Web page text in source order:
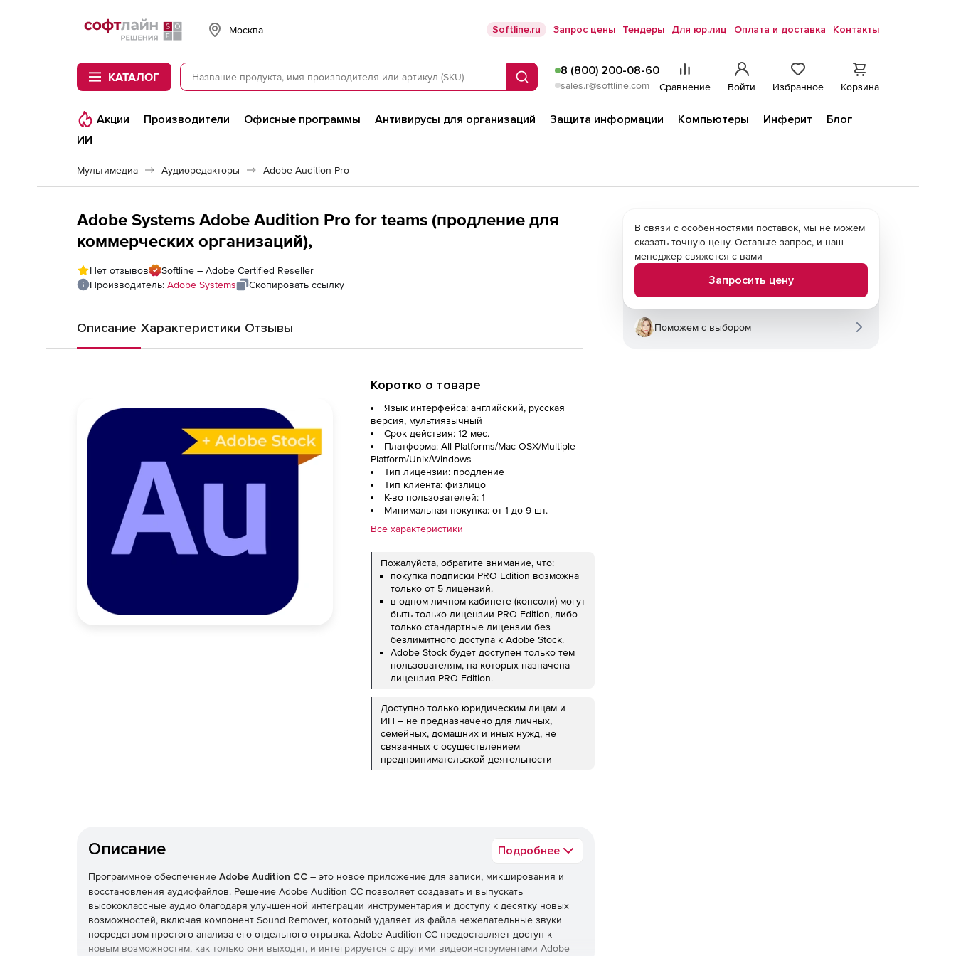
Softline
Москва Softline.ru Запрос цены Тендеры Для юр.лиц Оплата и доставка Контакты
КАТАЛОГ Поиск
8 (800) 200-08-60
sales.r@softline.com Сравнение Войти Избранное Корзина
Акции Производители Офисные программы Антивирусы для организаций Защита информации Компьютеры Инферит
Блог
ИИ
Мультимедиа Аудиоредакторы Adobe Audition Pro
Adobe Systems Adobe Audition Pro for teams (продление для
коммерческих организаций),
Нет отзывов
Softline – Adobe Certified Reseller
Производитель: Adobe Systems Скопировать ссылку
Описание Характеристики Отзывы
Коротко о товаре
Язык интерфейса: английский, русская
версия, мультиязычный
Срок действия: 12 мес.
Платформа: All Platforms/Mac OSX/Multiple
Platform/Unix/Windows
Тип лицензии: продление
Тип клиента: физлицо
К-во пользователей: 1
Минимальная покупка: от 1 до 9 шт.
Все характеристики
Пожалуйста, обратите внимание, что:
покупка подписки PRO Edition возможна
только от 5 лицензий.
в одном личном кабинете (консоли) могут
быть только лицензии PRO Edition, либо
только стандартные лицензии без
безлимитного доступа к Adobe Stock.
Adobe Stock будет доступен только тем
пользователям, на которых назначена
лицензия PRO Edition.
Доступно только юридическим лицам и
ИП – не предназначено для личных,
семейных, домашних и иных нужд, не
связанных с осуществлением
предпринимательской деятельности
Описание Подробнее
Программное обеспечение Adobe Audition CC – это новое приложение для записи, микширования и
восстановления аудиофайлов. Решение Adobe Audition CC позволяет создавать и выпускать
высококлассные аудио благодаря улучшенной интеграции инструментария и доступу к десятку новых
возможностей, включая компонент Sound Remover, который удаляет из файла нежелательные звуки
посредством простого анализа его отдельного отрывка. Adobe Audition CC предоставляет доступ к
новым возможностям, как только они выходят, и интегрируется с другими видеоинструментами Adobe
В связи с особенностями поставок, мы не можем
сказать точную цену. Оставьте запрос, и наш
менеджер свяжется с вами
Запросить цену
Поможем с выбором